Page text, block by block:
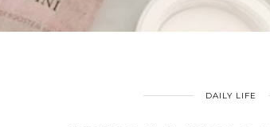
DAILY LIFE